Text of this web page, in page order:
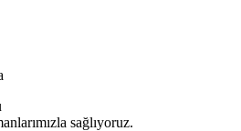
sağlıyoruz.